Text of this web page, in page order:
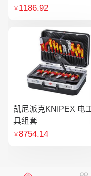
￥ 1186.92
凯尼派克KNIPEX 电
具组套
￥8754.14